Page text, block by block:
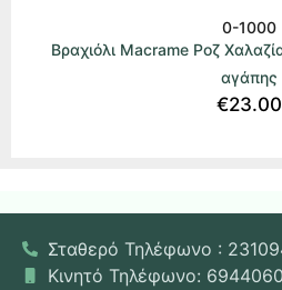
0-1000
Βραχιόλι Macrame Ροζ
αγάπης
€23.00
Σταθερό Τηλέφωνο :
Κινητό Τηλέφωνο: